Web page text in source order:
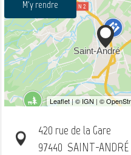
M'y rendre
420 rue de la Gare
97440 SAINT-ANDRÉ